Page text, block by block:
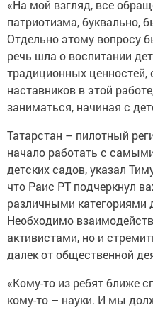
«На мой взгляд, все
патриотизма, буквально,
Отдельно этому вопросу
речь шла о воспитании
традиционных ценностей,
наставников в этой
заниматься, начиная с
Татарстан – пилотный
начало работать с
детских садов, указал
что Раис РТ подчеркнул
различными категориями
Необходимо
активистами, но и
далек от общественной
«Кому-то из ребят ближе
кому-то – науки. И мы